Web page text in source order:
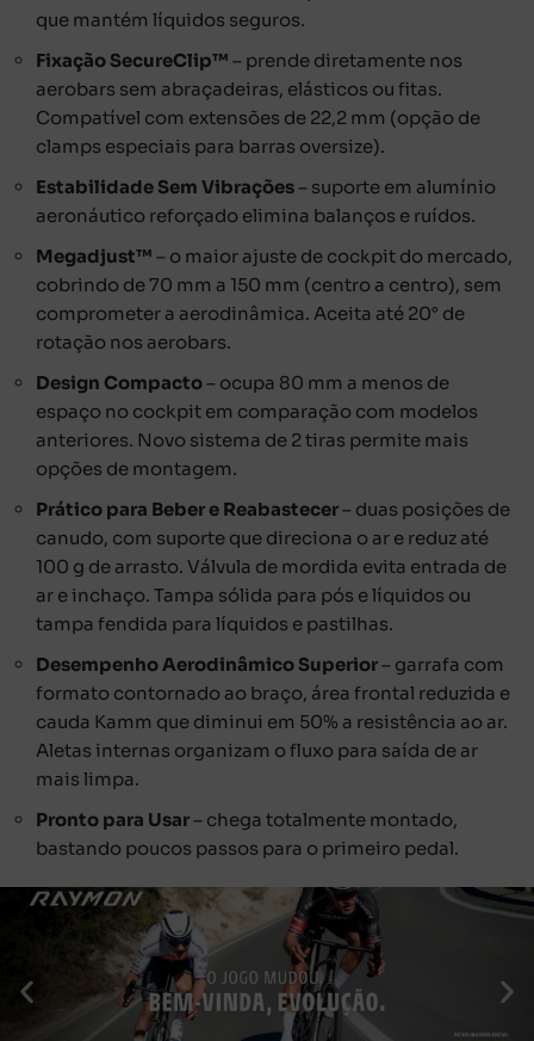
que mantém líquidos seguros.
Fixação SecureClip™ – prende diretamente nos
aerobars sem abraçadeiras, elásticos ou fitas.
Compatível com extensões de 22,2 mm (opção de
clamps especiais para barras oversize).
Estabilidade Sem Vibrações– suporte em alumínio
aeronáutico reforçado elimina balanços e ruídos.
Megadjust™ – o maior ajuste de cockpit do mercado,
cobrindo de 70 mm a 150 mm (centro a centro), sem
comprometer a aerodinâmica. Aceita até 20° de
rotação nos aerobars.
Design Compacto– ocupa 80 mm a menos de
espaço no cockpit em comparação com modelos
anteriores. Novo sistema de 2 tiras permite mais
opções de montagem.
Prático para Beber e Reabastecer– duas posições de
canudo, com suporte que direciona o ar e reduz até
100 g de arrasto. Válvula de mordida evita entrada de
ar e inchaço. Tampa sólida para pós e líquidos ou
tampa fendida para líquidos e pastilhas.
Desempenho Aerodinâmico Superior– garrafa com
formato contornado ao braço, área frontal reduzida e
cauda Kamm que diminui em 50% a resistência ao ar.
Aletas internas organizam o fluxo para saída de ar
mais limpa.
Pronto para Usar– chega totalmente montado,
bastando poucos passos para o primeiro pedal.